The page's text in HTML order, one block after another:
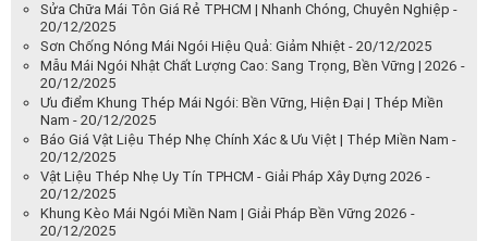
Sửa Chữa Mái Tôn Giá Rẻ TPHCM | Nhanh Chóng, Chuyên Nghiệp -
20/12/2025
Sơn Chống Nóng Mái Ngói Hiệu Quả: Giảm Nhiệt - 20/12/2025
Mẫu Mái Ngói Nhật Chất Lượng Cao: Sang Trọng, Bền Vững | 2026 -
20/12/2025
Ưu điểm Khung Thép Mái Ngói: Bền Vững, Hiện Đại | Thép Miền
Nam - 20/12/2025
Báo Giá Vật Liệu Thép Nhẹ Chính Xác & Ưu Việt | Thép Miền Nam -
20/12/2025
Vật Liệu Thép Nhẹ Uy Tín TPHCM - Giải Pháp Xây Dựng 2026 -
20/12/2025
Khung Kèo Mái Ngói Miền Nam | Giải Pháp Bền Vững 2026 -
20/12/2025